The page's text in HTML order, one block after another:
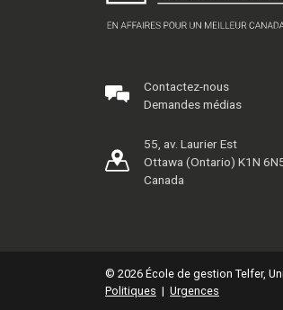
Contactez-nous
Demandes médias
55, av. Laurier Est
Ottawa (Ontario) K1N
Canada
© 2026 École de gestion Telfer,
Politiques | Urgences